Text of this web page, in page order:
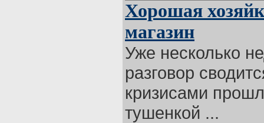
Хорошая
магазин
Уже несколько
разговор
кризисами
тушенкой ...